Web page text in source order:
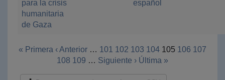
para la crisis
humanitaria
de Gaza
español
« Primera ‹ Anterior … 101 102 103 104 105 106 107
108 109 … Siguiente › Última »